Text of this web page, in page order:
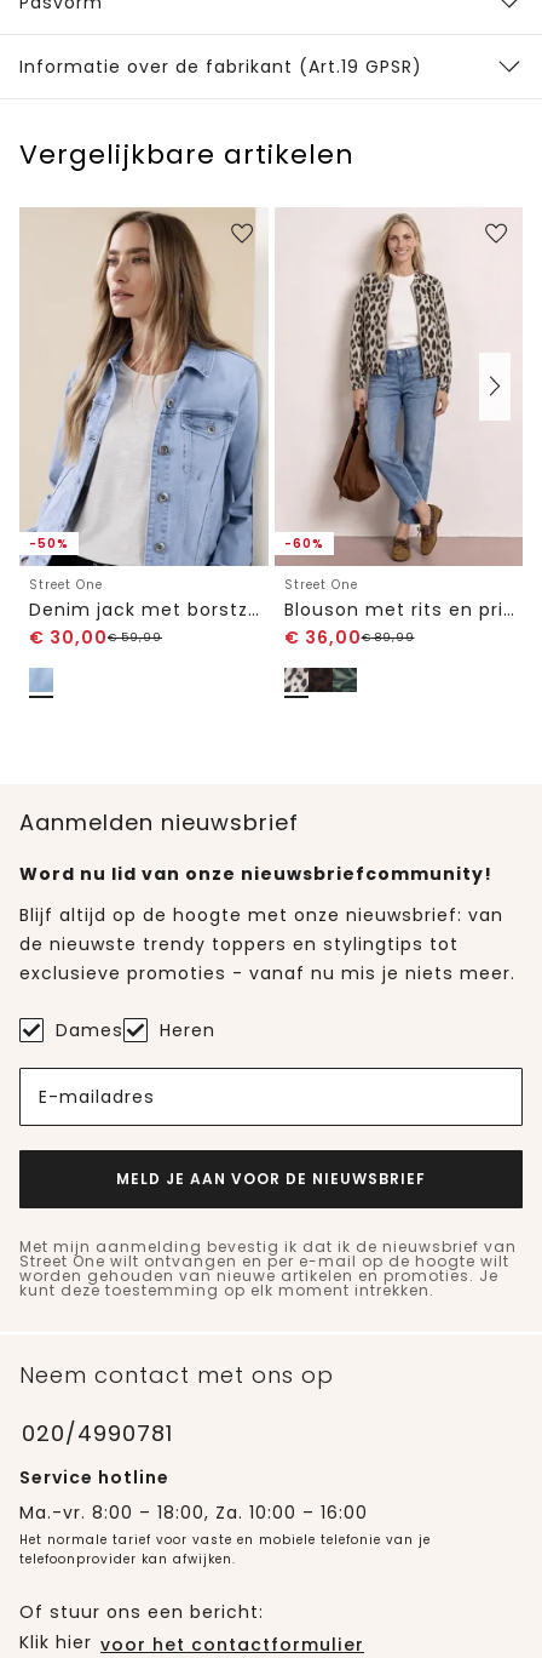
Informatie over de fabrikant (Art.19 GPSR)
Vergelijkbare artikelen
-50%
Street One
Denim jack met borstzakken en knopen
€ 30,00€59,99
-60%
Street One
Blouson met rits en print
€ 36,00€89,99
Aanmelden nieuwsbrief
Word nu lid van onze nieuwsbriefcommunity!
Blijf altijd op de hoogte met onze nieuwsbrief: van
de nieuwste trendy toppers en stylingtips tot
exclusieve promoties - vanaf nu mis je niets meer.
Dames Heren
E-mailadres
MELD JE AAN VOOR DE NIEUWSBRIEF
Met mijn aanmelding bevestig ik dat ik de nieuwsbrief van
Street One wilt ontvangen en per e-mail op de hoogte wilt
worden gehouden van nieuwe artikelen en promoties. Je
kunt deze toestemming op elk moment intrekken.
Neem contact met ons op
020/4990781
Service hotline
Ma.-vr. 8:00 – 18:00, Za. 10:00 – 16:00
Het normale tarief voor vaste en mobiele telefonie van je
telefoonprovider kan afwijken.
Of stuur ons een bericht:
Klik hier voor het contactformulier